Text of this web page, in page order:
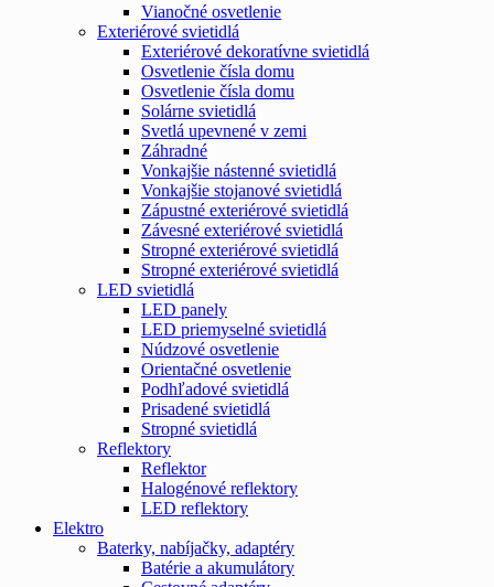
Vianočné osvetlenie
Exteriérové svietidlá
Exteriérové dekoratívne svietidlá
Osvetlenie čísla domu
Osvetlenie čísla domu
Solárne svietidlá
Svetlá upevnené v zemi
Záhradné
Vonkajšie nástenné svietidlá
Vonkajšie stojanové svietidlá
Zápustné exteriérové svietidlá
Závesné exteriérové svietidlá
Stropné exteriérové svietidlá
Stropné exteriérové svietidlá
LED svietidlá
LED panely
LED priemyselné svietidlá
Núdzové osvetlenie
Orientačné osvetlenie
Podhľadové svietidlá
Prisadené svietidlá
Stropné svietidlá
Reflektory
Reflektor
Halogénové reflektory
LED reflektory
Elektro
Baterky, nabíjačky, adaptéry
Batérie a akumulátory